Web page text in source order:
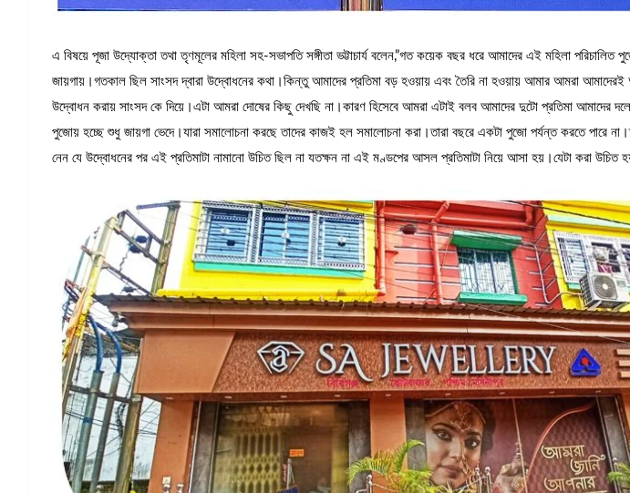
এ বিষয়ে পূজা উদ্যোক্তা তথা তৃণমূলের মহিলা সহ-সভাপতি সঙ্গীতা ভট্টাচার্য বলেন,”গত কয়েক বছর ধরে আমাদের এই মহিলা
জায়গায়।গতকাল ছিল সাংসদ দ্বারা উদ্বোধনের কথা।কিন্তু আমাদের প্রতিমা বড় হওয়ায় এবং তৈরি না হওয়ায় আমার আমরা আমাদেরই
উদ্বোধন করায় সাংসদ কে দিয়ে।এটা আমরা দোষের কিছু দেখছি না।কারণ হিসেবে আমরা এটাই বলব আমাদের দুটো প্রতিমা আমাদের
পুজোয় হচ্ছে শুধু জায়গা ভেদে।যারা সমালোচনা করছে তাদের কাজই হল সমালোচনা করা।তারা বছরে একটা পুজো পর্যন্ত করতে পারে
নেন যে উদ্বোধনের পর এই প্রতিমাটা নামানো উচিত ছিল না যতক্ষন না এই মণ্ডপের আসল প্রতিমাটা নিয়ে আসা হয়।যেটা করা উচিত